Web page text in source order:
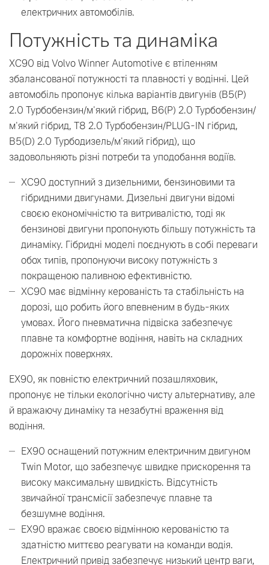
електричних автомобілів.
Потужність та динаміка
XC90 від Volvo Winner Automotive є втіленням
збалансованої потужності та плавності у водінні. Цей
автомобіль пропонує кілька варіантів двигунів (B5(P)
2.0 Турбобензин/м'який гібрид, B6(P) 2.0 Турбобензин/
м'який гібрид, T8 2.0 Турбобензин/PLUG-IN гібрид,
B5(D) 2.0 Турбодизель/м'який гібрид), що
задовольняють різні потреби та уподобання водіїв.
XC90 доступний з дизельними, бензиновими та
гібридними двигунами. Дизельні двигуни відомі
своєю економічністю та витривалістю, тоді як
бензинові двигуни пропонують більшу потужність та
динаміку. Гібридні моделі поєднують в собі переваги
обох типів, пропонуючи високу потужність з
покращеною паливною ефективністю.
XC90 має відмінну керованість та стабільність на
дорозі, що робить його впевненим в будь-яких
умовах. Його пневматична підвіска забезпечує
плавне та комфортне водіння, навіть на складних
дорожніх поверхнях.
EX90, як повністю електричний позашляховик,
пропонує не тільки екологічно чисту альтернативу, але
й вражаючу динаміку та незабутні враження від
водіння.
EX90 оснащений потужним електричним двигуном
Twin Motor, що забезпечує швидке прискорення та
високу максимальну швидкість. Відсутність
звичайної трансмісії забезпечує плавне та
безшумне водіння.
EX90 вражає своєю відмінною керованістю та
здатністю миттєво реагувати на команди водія.
Електричний привід забезпечує низький центр ваги,